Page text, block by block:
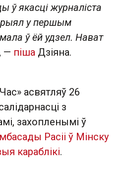
ў якасці журналіста
у першым
ў ёй удзел. Нават
, — піша Дзіяна.
асвятляў 26
з
захопленымі ў
Расіі ў Мінску
караблікі.